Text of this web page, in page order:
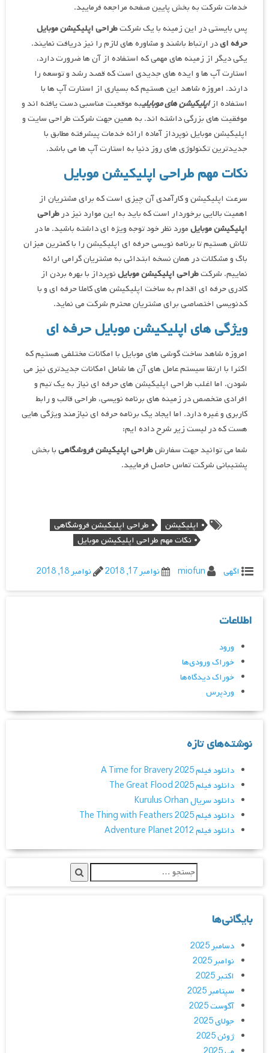
خدمات شرکت به بخش پایین صفحه مراجعه فرمایید.
پس بایستی در این زمینه با یک شرکتطراحی اپلیکیشن موبایل
حرفه ایدر ارتباط باشند و مشاوره های لازم را نیز دریافت نمایند.
یکی دیگر از زمینه های مهمی که استفاده از آن هاضرورت دارد،
استارت آپ ها و ایده های جدیدی است که قصد رشد و توسعه را
دارند. امروزه شاهد این هستیم که بسیاری از استارت آپ ها با
استفاده ازاپلیکیشن های موبایلیبه موقعیت مناسبی دست یافته اند و
موفقیت های بزرگی داشته اند. به همین جهت شرکت طراحی سایت و
اپلیکیشن موبایل نوپرداز آماده ارائه خدمات پیشرفته مطابق با
جدیدترین تکنولوژی های روز دنیا به استارت آپ ها می باشد.
نکات مهم طراحی اپلیکیشن موبایل
سرعت اپلیکیشن و کارآمدی آن چیزی است که برای مشتریان از
اهمیت بالایی برخوردار است که باید به این موارد نیز درطراحی
اپلیکیشن موبایلمورد نظر خود توجه ویژه ای داشته باشید. ما در
تلاش هستیم تا برنامه نویسی حرفه ای اپلیکیشن را با کمترین میزان
باگ و مشکلات در همان نسخه ابتدائی به مشتریان گرامی ارائه
نماییم. شرکتطراحی اپلیکیشن موبایلنوپرداز با بهره بردن از
کادری حرفه ای اقدام به ساخت اپلیکیشن های کاملا حرفه ای و با
کدنویسی اختصاصی برای مشتریان محترم شرکت می نماید.
ویژگی های اپلیکیشن موبایل حرفه ای
امروزه شاهد ساخت گوشی های موبایل با امکانات مختلفی هستیم که
اکثرا با ارتقا سیستم عامل های آن ها شامل امکانات جدیدتری نیز می
شودن. اما اغلب طراحی اپلیکیشن های حرفه ای نیاز به یک تیم و
افرادی متخصص در زمینه های برنامه نویسی، طراحی قالب و رابط
کاربری و غیره دارد. اما ایجاد یک برنامه حرفه ای نیازمند ویژگی هایی
هست که در لیست زیر شرح داده ایم:
شما می توانید جهت سفارشطراحی اپلیکیشن فروشگاهیبا بخش
پشتیبانی شرکت تماس حاصل فرمایید.
اپلیکیشن
طراحی اپلیکیشن فروشگاهی
نکات مهم طراحی اپلیکیشن موبایل
اگهی miofun نوامبر 17, 2018 نوامبر 18, 2018
اطلاعات
ورود
خوراک ورودی‌ها
خوراک دیدگاه‌ها
وردپرس
نوشته‌های تازه
دانلود فیلم A Time for Bravery 2025
دانلود فیلم The Great Flood 2025
دانلود سریال Kurulus Orhan
دانلود فیلم The Thing with Feathers 2025
دانلود فیلم Adventure Planet 2012
بایگانی‌ها
دسامبر 2025
نوامبر 2025
اکتبر 2025
سپتامبر 2025
آگوست 2025
جولای 2025
ژوئن 2025